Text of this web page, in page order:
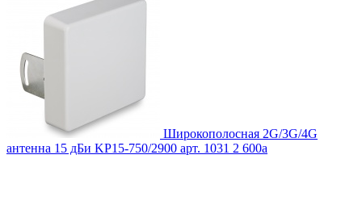
Широкополосная 2G/3G/4G
антенна 15 дБи KP15-750/2900 арт. 1031 2 600a